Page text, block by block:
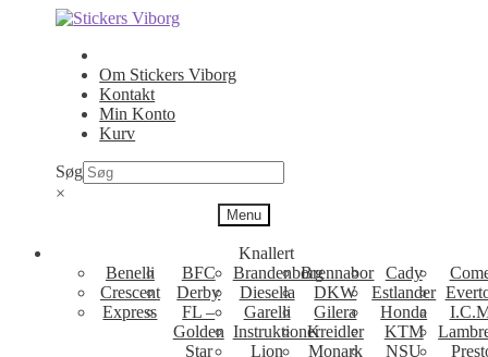
Spring
navigation
Spring
indhold
Om Stickers Viborg
Kontakt
Min Konto
Kurv
Søg
×
Menu
Knallert
Benelli
BFC BrandenborgBrennabor Cady
Crescent
Derby Diesella DKW Estlander
Express
FL –
Golden
Star
Garelli Gilera Honda
InstruktionerKreidler KTM
Lion
Monark NSU